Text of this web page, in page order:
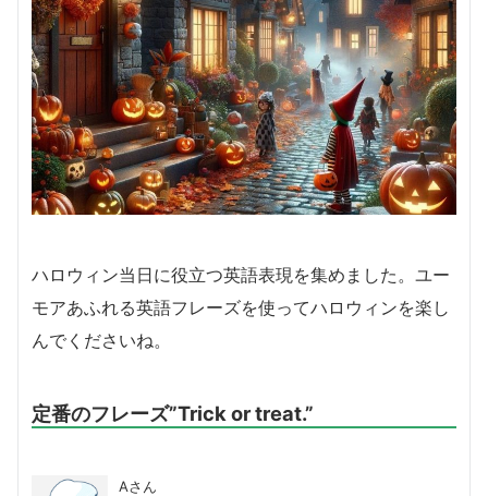
ハロウィン当日に役立つ英語表現を集めました。ユー
モアあふれる英語フレーズを使ってハロウィンを楽し
んでくださいね。
定番のフレーズ”Trick or treat.”
Aさん